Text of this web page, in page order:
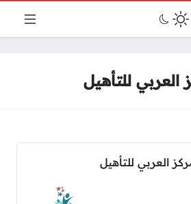
للتأهيل
العربي للتأهيل